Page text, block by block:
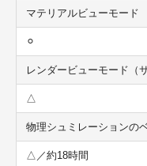
マテリアルビューモード
⚪︎
レンダービューモード（
△
物理シュミレーションの
△／約18時間